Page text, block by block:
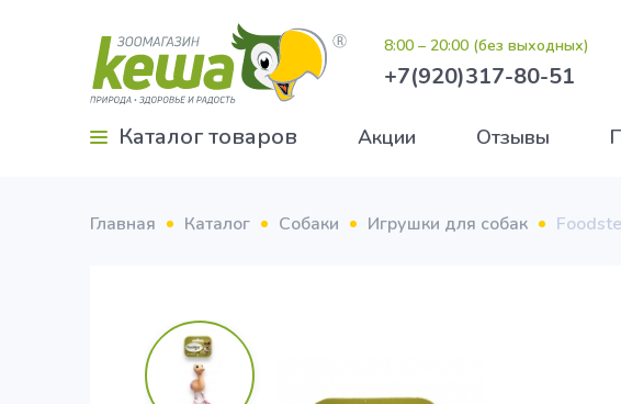
8:00 – 20:00 (без выходных)
+7(920)317-80-51
Каталог товаров Акции Отзывы
Главная Каталог Собаки Игрушки для собак